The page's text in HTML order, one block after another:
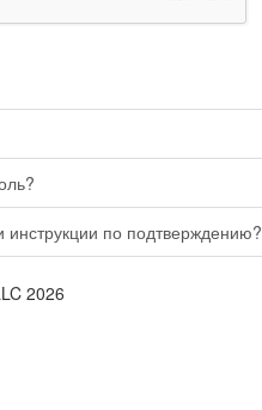
инструкции по подтверждению?
2026